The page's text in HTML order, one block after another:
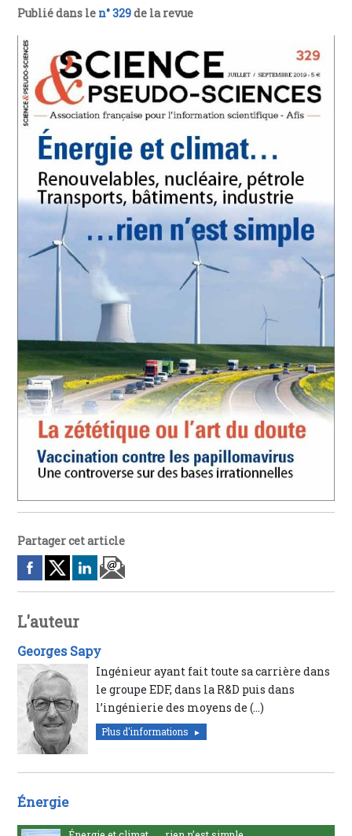
Publié dans le n° 329de la revue
Partager cet article
L'auteur
Georges Sapy
Ingénieur ayant fait toute sa carrière dans
le groupe EDF, dans la R&D puis dans
l’ingénierie des moyens de (…)
Plus d'informations
Énergie